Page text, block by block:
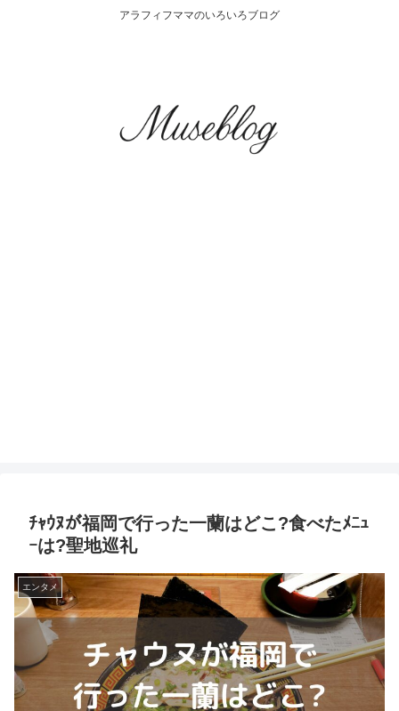
アラフィフママのいろいろブログ
ﾁｬｳﾇが福岡で行った一蘭はどこ?食べたﾒﾆｭ
ｰは?聖地巡礼
エンタメ